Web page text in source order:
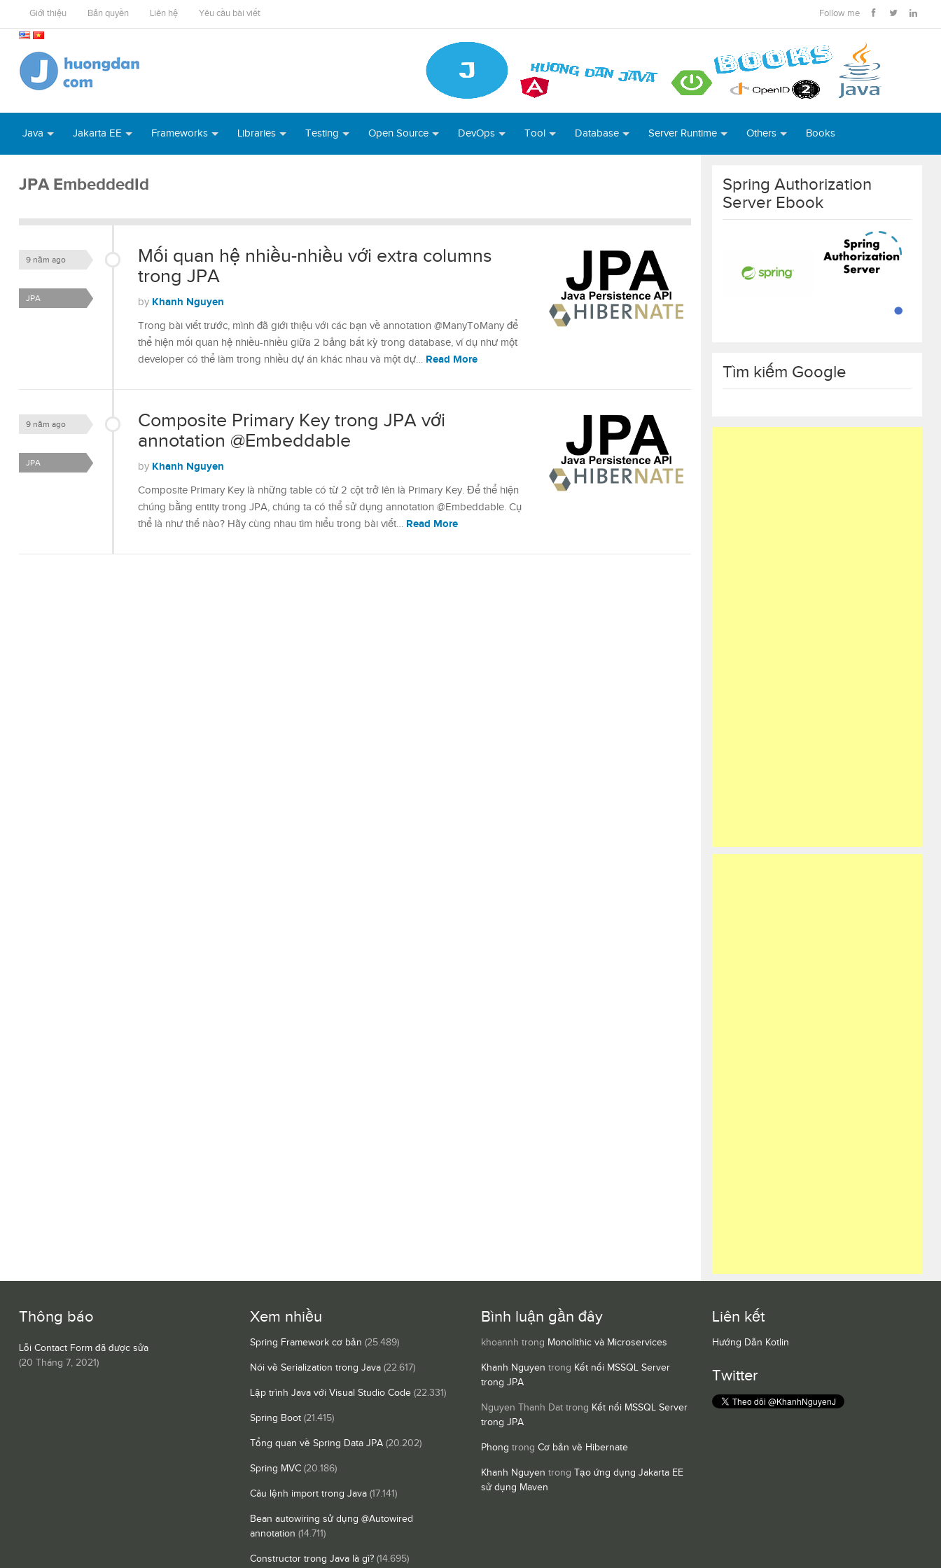
Giới thiệu Bản quyền Liên hệ Yêu cầu bài viết Follow me
Java Jakarta EE Frameworks Libraries Testing Open Source DevOps Tool Database Server Runtime Others Books
JPA EmbeddedId
Mối quan hệ nhiều-nhiều với extra columns
trong JPA
9 năm ago
by Khanh Nguyen
JPA
Trong bài viết trước, mình đã giới thiệu với các bạn về annotation @ManyToMany để
thể hiện mối quan hệ nhiều-nhiều giữa 2 bảng bất kỳ trong database, ví dụ như một
developer có thể làm trong nhiều dự án khác nhau và một dự… Read More
Composite Primary Key trong JPA với
annotation @Embeddable
9 năm ago
by Khanh Nguyen
JPA
Composite Primary Key là những table có từ 2 cột trở lên là Primary Key. Để thể hiện
chúng bằng entity trong JPA, chúng ta có thể sử dụng annotation @Embeddable. Cụ
thể là như thế nào? Hãy cùng nhau tìm hiểu trong bài viết… Read More
Spring Authorization
Server Ebook
Tìm kiếm Google
Thông báo
Lỗi Contact Form đã được sửa
(20 Tháng 7, 2021)
Xem nhiều
Spring Framework cơ bản (25.489)
Nói về Serialization trong Java (22.617)
Lập trình Java với Visual Studio Code (22.331)
Spring Boot (21.415)
Tổng quan về Spring Data JPA (20.202)
Spring MVC (20.186)
Câu lệnh import trong Java (17.141)
Bean autowiring sử dụng @Autowired
annotation (14.711)
Constructor trong Java là gì? (14.695)
Bình luận gần đây
khoannh trong Monolithic và Microservices
Khanh Nguyen trong Kết nối MSSQL Server
trong JPA
Nguyen Thanh Dat trong Kết nối MSSQL Server
trong JPA
Phong trong Cơ bản về Hibernate
Khanh Nguyen trong Tạo ứng dụng Jakarta EE
sử dụng Maven
Liên kết
Hướng Dẫn Kotlin
Twitter